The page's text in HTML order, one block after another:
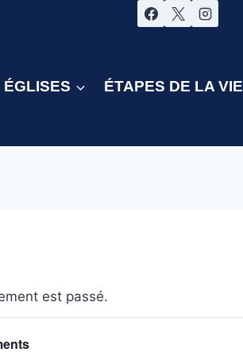
ÉGLISES ÉTAPES DE LA VIE
est passé.